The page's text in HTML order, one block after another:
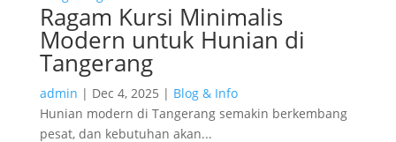
Ragam Kursi Minimalis
Modern untuk Hunian di
Tangerang
admin | Dec 4, 2025 | Blog & Info
Hunian modern di Tangerang semakin berkembang
pesat, dan kebutuhan akan...